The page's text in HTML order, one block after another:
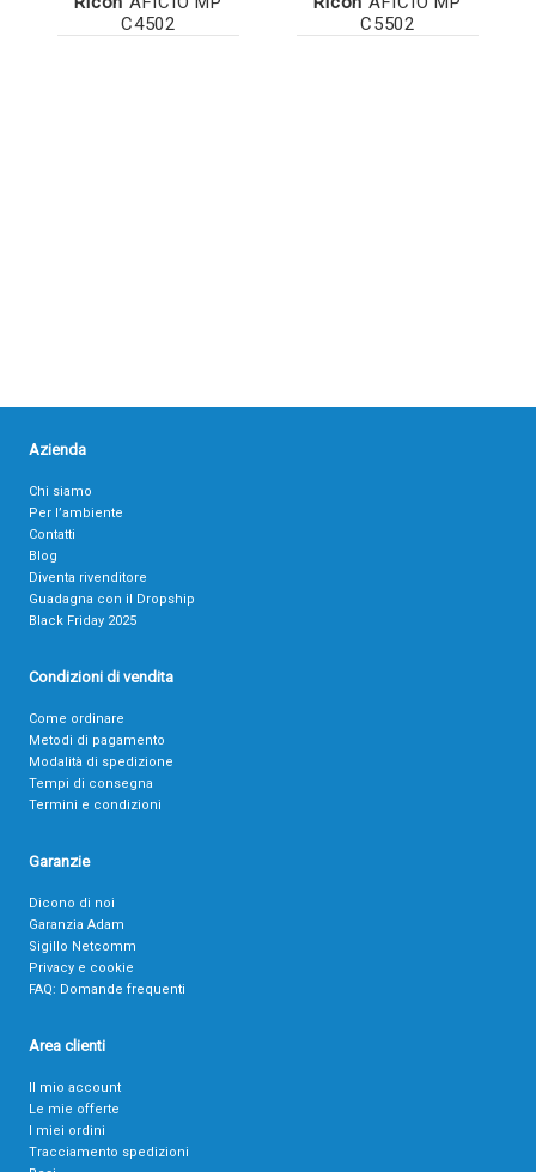
C4502
C5502
Azienda
Chi siamo
Per l’ambiente
Contatti
Blog
Diventa rivenditore
Guadagna con il Dropship
Black Friday 2025
Condizioni di vendita
Come ordinare
Metodi di pagamento
Modalità di spedizione
Tempi di consegna
Termini e condizioni
Garanzie
Dicono di noi
Garanzia Adam
Sigillo Netcomm
Privacy e cookie
FAQ: Domande frequenti
Area clienti
Il mio account
Le mie offerte
I miei ordini
Tracciamento spedizioni